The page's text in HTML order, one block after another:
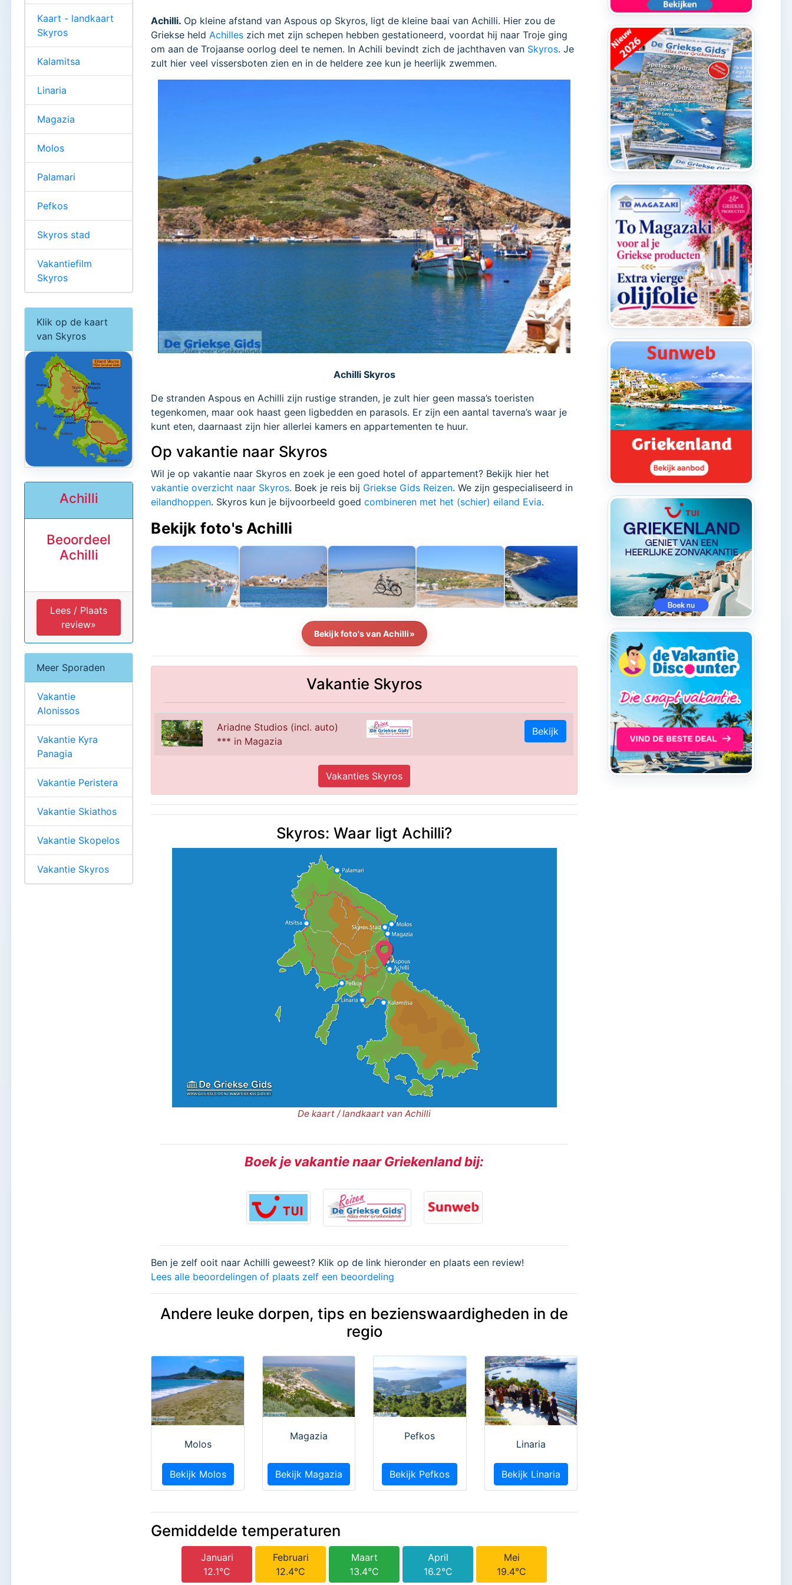
Achilli. Op kleine afstand van Aspous op Skyros, ligt de kleine baai van Achilli. Hier zou de
Griekse held Achilles zich met zijn schepen hebben gestationeerd, voordat hij naar Troje ging
om aan de Trojaanse oorlog deel te nemen. In Achili bevindt zich de jachthaven van Skyros. Je
zult hier veel vissersboten zien en in de heldere zee kun je heerlijk zwemmen.
Achilli Skyros
De stranden Aspous en Achilli zijn rustige stranden, je zult hier geen massa’s toeristen
tegenkomen, maar ook haast geen ligbedden en parasols. Er zijn een aantal taverna’s waar je
kunt eten, daarnaast zijn hier allerlei kamers en appartementen te huur.
Op vakantie naar Skyros
Wil je op vakantie naar Skyros en zoek je een goed hotel of appartement? Bekijk hier het
vakantie overzicht naar Skyros. Boek je reis bij Griekse Gids Reizen. We zijn gespecialiseerd in
eilandhoppen. Skyros kun je bijvoorbeeld goedcombineren met het (schier) eiland Evia.
Bekijk foto's Achilli
Bekijk foto's van Achilli»
Vakantie Skyros
Ariadne Studios (incl. auto)
*** in Magazia
Bekijk
Vakanties Skyros
Skyros: Waar ligt Achilli?
De kaart / landkaart van Achilli
Boek je vakantie naar Griekenland bij:
Ben je zelf ooit naar Achilli geweest? Klik op de link hieronder en plaats een review!
Lees alle beoordelingen of plaats zelf een beoordeling
Andere leuke dorpen, tips en bezienswaardigheden in de
regio
Molos
Bekijk Molos
Magazia
Bekijk Magazia
Pefkos
Bekijk Pefkos
Linaria
Bekijk Linaria
Gemiddelde temperaturen
Januari
12.1°C
Februari
12.4°C
Maart
13.4°C
April
16.2°C
Mei
19.4°C
Kaart - landkaart
Skyros
Kalamitsa
Linaria
Magazia
Molos
Palamari
Pefkos
Skyros stad
Vakantiefilm
Skyros
Klik op de kaart
van Skyros
Achilli
Beoordeel
Achilli
Lees / Plaats
review»
Meer Sporaden
Vakantie
Alonissos
Vakantie Kyra
Panagia
Vakantie Peristera
Vakantie Skiathos
Vakantie Skopelos
Vakantie Skyros